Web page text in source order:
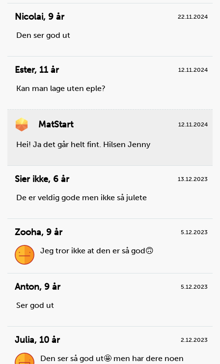
Steg 2
Riv blader av kålen. Skyll dem under kaldt vann.
hodekål:3blader
Steg3
Legg bladene oppå hverandre og rull sammen til en
lefse.
Nicolai, 9 år 22.11.2024
Den ser god ut
Ester, 11 år 12.11.2024
Kan man lage uten eple?
MatStart 12.11.2024
Hei! Ja det går helt fint. Hilsen Jenny
Sier ikke, 6 år 13.12.2023
De er veldig gode men ikke så julete
Zooha, 9 år 5.12.2023
Jeg tror ikke at den er så god🙃
Anton, 9 år 5.12.2023
Ser god ut
Julia, 10 år 2.12.2023
Den ser så god ut🤩 men har dere noen